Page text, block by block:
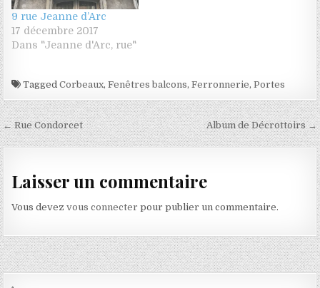
9 rue Jeanne d’Arc
17 décembre 2017
Dans "Jeanne d'Arc, rue"
TaggedCorbeaux,Fenêtres balcons,Ferronnerie,Portes
Navigation de l’articleAlbum de Décrottoirs →
← Rue Condorcet
Laisser un commentaire
Vous devezvous connecter pour publier un commentaire.